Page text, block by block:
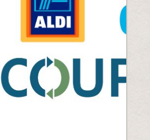
QR Squared par Polytag